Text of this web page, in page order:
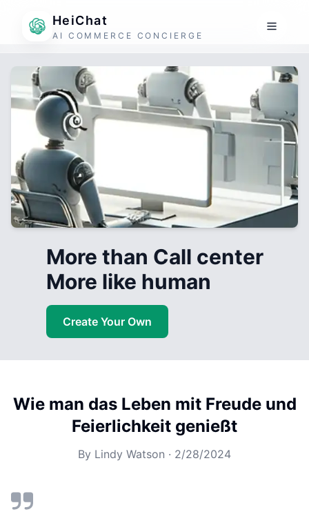
HeiChat
AI COMMERCE CONCIERGE
More than Call center
More like human
Create Your Own
Wie man das Leben mit Freude und
Feierlichkeit genießt
By Lindy Watson · 2/28/2024